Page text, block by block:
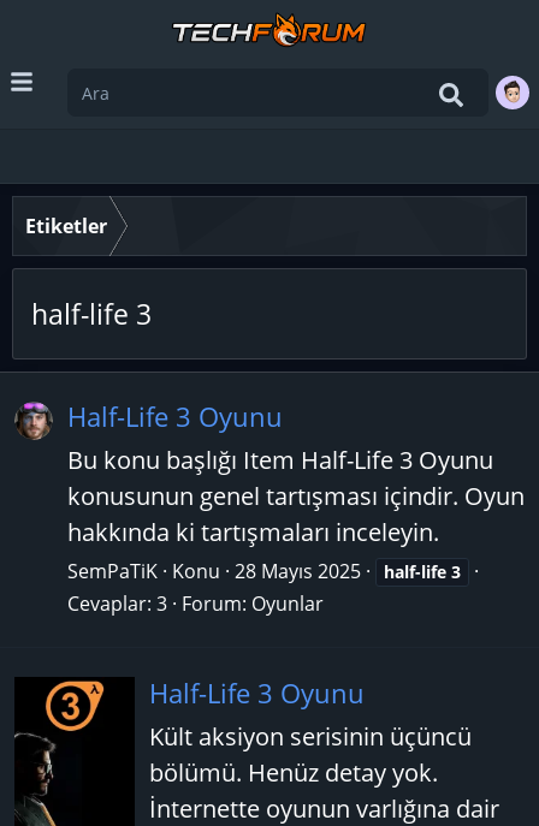
Etiketler
half-life 3
Half-Life 3 Oyunu
Bu konu başlığı Item Half-Life 3 Oyunu
konusunun genel tartışması içindir. Oyun
hakkında ki tartışmaları inceleyin.
SemPaTiK Konu 28 Mayıs 2025 half-life 3
Cevaplar: 3 Forum: Oyunlar
Half-Life 3 Oyunu
Kült aksiyon serisinin üçüncü
bölümü. Henüz detay yok.
İnternette oyunun varlığına dair